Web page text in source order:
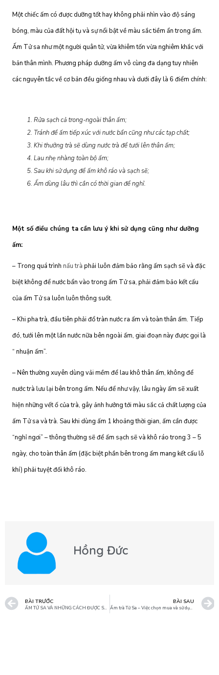
Một chiếc ấm có được dưỡng tốt hay không phải nhìn vào độ sáng
bóng, màu của đất hội tụ và sự nổi bật về màu sắc tiềm ẩn trong ấm.
Ấm Tử sa như một người quân tử, vừa khiêm tốn vừa nghiêm khắc với
bản thân mình. Phương pháp dưỡng ấm vô cùng đa dạng tuy nhiên
các nguyên tắc về cơ bản đều giống nhau và dưới đây là 6 điểm chính:
1. Rửa sạch cả trong-ngoài thân ấm;
2. Tránh để ấm tiếp xúc với nước bẩn cũng như các tạp chất;
3. Khi thưởng trà sẽ dùng nước trà để tưới lên thân ấm;
4. Lau nhẹ nhàng toàn bộ ấm;
5. Sau khi sử dụng để ấm khô ráo và sạch sẽ;
6. Ấm dùng lâu thì cần có thời gian để nghỉ.
Một số điều chúng ta cần lưu ý khi sử dụng cũng như dưỡng
ấm:
– Trong quá trình nấu trà phải luôn đảm bảo rằng ấm sạch sẽ và đặc
biệt không để nước bẩn vào trong ấm Tử sa, phải đảm bảo kết cấu
của ấm Tử sa luôn luôn thông suốt.
– Khi pha trà, đầu tiên phải đổ tràn nước ra ấm và toàn thân ấm. Tiếp
đó, tưới lên một lần nước nữa bên ngoài ấm, giai đoạn này được gọi là
“ nhuận ấm”.
– Nên thường xuyên dùng vải mềm để lau khô thân ấm, không để
nước trà lưu lại bên trong ấm. Nếu để như vậy, lâu ngày ấm sẽ xuất
hiện những vết ố của trà, gây ảnh hưởng tới màu sắc cả chất lượng của
ấm Tử sa và trà. Sau khi dùng ấm 1 khoảng thời gian, ấm cần được
“nghỉ ngơi” – thông thường sẽ để ấm sạch sẽ và khô ráo trong 3 – 5
ngày, cho toàn thân ấm (đặc biệt phần bên trong ấm mang kết cấu lỗ
khí) phải tuyệt đối khô ráo.
Hồng Đức
BÀI TRƯỚC
ẤM TỬ SA VÀ NHỮNG CÁCH ĐƯỢC SỬ DỤNG ĐỂ PHÂN LOẠI
BÀI SAU
Ấm trà Tử Sa – Việc chọn mua và sử dụng một chiếc